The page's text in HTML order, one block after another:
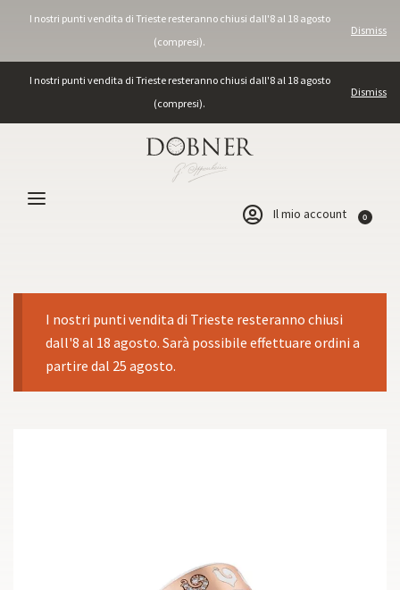
I nostri punti vendita di Trieste resteranno chiusi dall'8 al 18 agosto
(compresi).
Dismiss
I nostri punti vendita di Trieste resteranno chiusi dall'8 al 18 agosto
(compresi).
Dismiss
Il mio account 0
I nostri punti vendita di Trieste resteranno chiusi
dall'8 al 18 agosto. Sarà possibile effettuare ordini a
partire dal 25 agosto.